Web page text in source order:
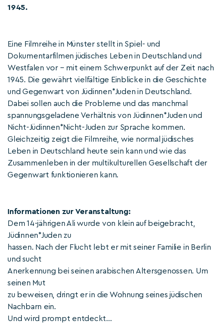
1945.
Eine Filmreihe in Münster stellt in Spiel- und
Dokumentarfilmen jüdisches Leben in Deutschland und
Westfalen vor – mit einem Schwerpunkt auf der Zeit nach
1945. Die gewährt vielfältige Einblicke in die Geschichte
und Gegenwart von Jüdinnen*Juden in Deutschland.
Dabei sollen auch die Probleme und das manchmal
spannungsgeladene Verhältnis von Jüdinnen*Juden und
Nicht-Jüdinnen*Nicht-Juden zur Sprache kommen.
Gleichzeitig zeigt die Filmreihe, wie normal jüdisches
Leben in Deutschland heute sein kann und wie das
Zusammenleben in der multikulturellen Gesellschaft der
Gegenwart funktionieren kann.
Informationen zur Veranstaltung:
Dem 14-jährigen Ali wurde von klein auf beigebracht,
Jüdinnen*Juden zu
hassen. Nach der Flucht lebt er mit seiner Familie in Berlin
und sucht
Anerkennung bei seinen arabischen Altersgenossen. Um
seinen Mut
zu beweisen, dringt er in die Wohnung seines jüdischen
Nachbarn ein.
Und wird prompt entdeckt...